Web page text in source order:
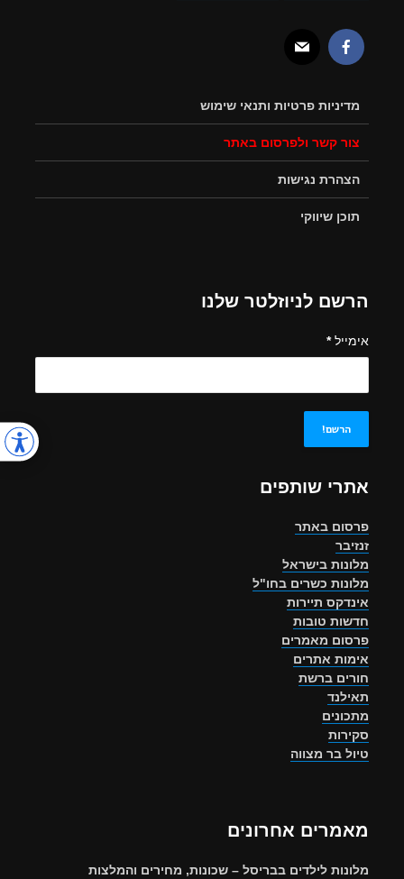
מדיניות פרטיות ותנאי שימוש
צור קשר ולפרסום באתר
הצהרת נגישות
תוכן שיווקי
הרשם לניוזלטר שלנו
אימייל*
אתרי שותפים
פרסום באתר
זנזיבר
מלונות בישראל
מלונות כשרים בחו"ל
אינדקס תיירות
חדשות טובות
פרסום מאמרים
אימות אתרים
חורים ברשת
תאילנד
מתכונים
סקירות
טיול בר מצווה
מאמרים אחרונים
מלונות לילדים בבריסל – שכונות, מחירים והמלצות